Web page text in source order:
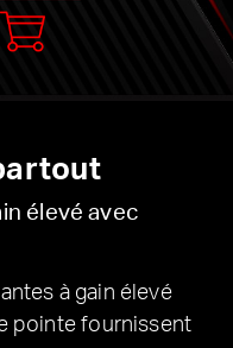
élevé avec
à gain élevé
pointe fournissent